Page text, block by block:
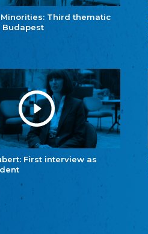
Third thematic
First interview as